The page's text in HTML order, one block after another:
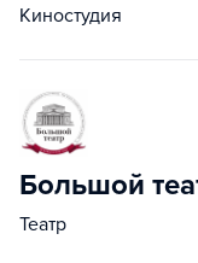
Киностудия
Большой
Театр